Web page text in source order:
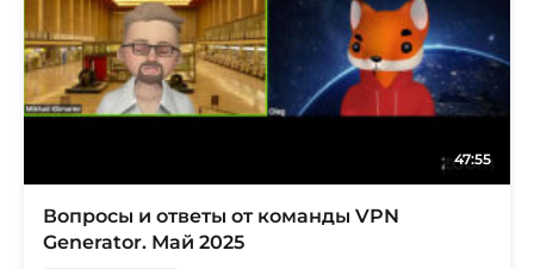
47:55
Вопросы и ответы от команды VPN
Generator. Май 2025